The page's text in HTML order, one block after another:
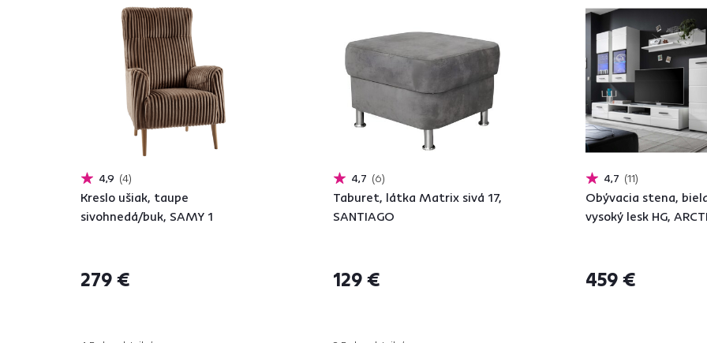
4,9 4
Kreslo ušiak, taupe
sivohnedá/buk, SAMY 1
279 €
4,7 6
Taburet, látka Matrix sivá 17,
SANTIAGO
129 €
4,7 11
Obývacia stena,
vysoký lesk HG,
459 €